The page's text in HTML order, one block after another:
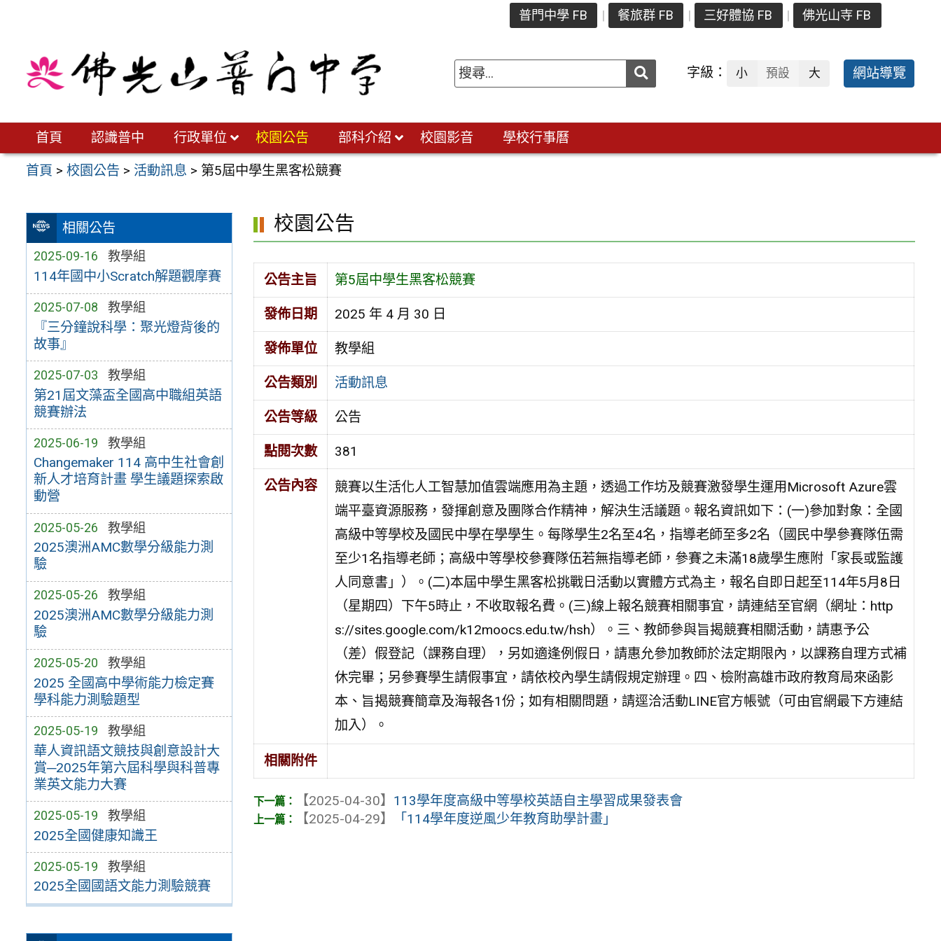
普門中學 FB 餐旅群 FB 三好體協 FB 佛光山寺 FB
送出 字級： 小 預設 大 網站導覽
首頁 認識普中 行政單位 校園公告 部科介紹 校園影音 學校行事曆
首頁 >校園公告 > 活動訊息 > 第5屆中學生黑客松競賽
相關公告
2025-09-16 教學組
114年國中小Scratch解題觀摩賽
2025-07-08 教學組
『三分鐘說科學：聚光燈背後的
故事』
2025-07-03 教學組
第21屆文藻盃全國高中職組英語
競賽辦法
2025-06-19 教學組
Changemaker 114 高中生社會創
新人才培育計畫 學生議題探索啟
動營
2025-05-26 教學組
2025澳洲AMC數學分級能力測
驗
2025-05-26 教學組
2025澳洲AMC數學分級能力測
驗
2025-05-20 教學組
2025 全國高中學術能力檢定賽
學科能力測驗題型
2025-05-19 教學組
華人資訊語文競技與創意設計大
賞─2025年第六屆科學與科普專
業英文能力大賽
2025-05-19 教學組
2025全國健康知識王
2025-05-19 教學組
2025全國國語文能力測驗競賽
校園公告
公告主旨 第5屆中學生黑客松競賽
發佈日期 2025 年 4 月 30 日
發佈單位 教學組
公告類別 活動訊息
公告等級 公告
點閱次數 381
公告內容
競賽以生活化人工智慧加值雲端應用為主題，透過工作坊及競賽激發學生運用Microsoft Azure雲
端平臺資源服務，發揮創意及團隊合作精神，解決生活議題。報名資訊如下：(一)參加對象：全國
高級中等學校及國民中學在學學生。每隊學生2名至4名，指導老師至多2名（國民中學參賽隊伍需
至少1名指導老師；高級中等學校參賽隊伍若無指導老師，參賽之未滿18歲學生應附「家長或監護
人同意書」）。(二)本屆中學生黑客松挑戰日活動以實體方式為主，報名自即日起至114年5月8日
（星期四）下午5時止，不收取報名費。(三)線上報名競賽相關事宜，請連結至官網（網址：http
s://sites.google.com/k12moocs.edu.tw/hsh）。三、教師參與旨揭競賽相關活動，請惠予公
（差）假登記（課務自理），另如適逢例假日，請惠允參加教師於法定期限內，以課務自理方式補
休完畢；另參賽學生請假事宜，請依校內學生請假規定辦理。四、檢附高雄市政府教育局來函影
本、旨揭競賽簡章及海報各1份；如有相關問題，請逕洽活動LINE官方帳號（可由官網最下方連結
加入）。
相關附件
【2025-04-30】 113學年度高級中等學校英語自主學習成果發表會
【2025-04-29】
「114學年度逆風少年教育助學計畫」